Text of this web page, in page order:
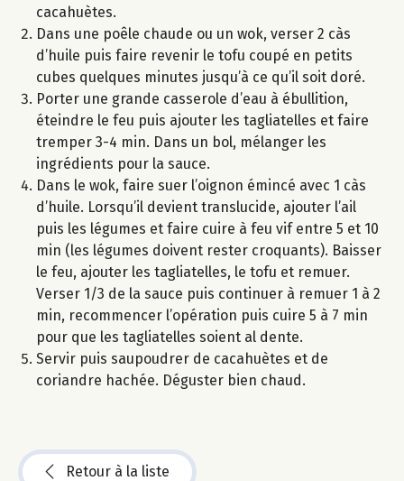
cacahuètes.
Dans une poêle chaude ou un wok, verser 2 càs
d’huile puis faire revenir le tofu coupé en petits
cubes quelques minutes jusqu’à ce qu’il soit doré.
Porter une grande casserole d’eau à ébullition,
éteindre le feu puis ajouter les tagliatelles et faire
tremper 3-4 min. Dans un bol, mélanger les
ingrédients pour la sauce.
Dans le wok, faire suer l’oignon émincé avec 1 càs
d’huile. Lorsqu’il devient translucide, ajouter l’ail
puis les légumes et faire cuire à feu vif entre 5 et 10
min (les légumes doivent rester croquants). Baisser
le feu, ajouter les tagliatelles, le tofu et remuer.
Verser 1/3 de la sauce puis continuer à remuer 1 à 2
min, recommencer l’opération puis cuire 5 à 7 min
pour que les tagliatelles soient al dente.
Servir puis saupoudrer de cacahuètes et de
coriandre hachée. Déguster bien chaud.
Retour à la liste